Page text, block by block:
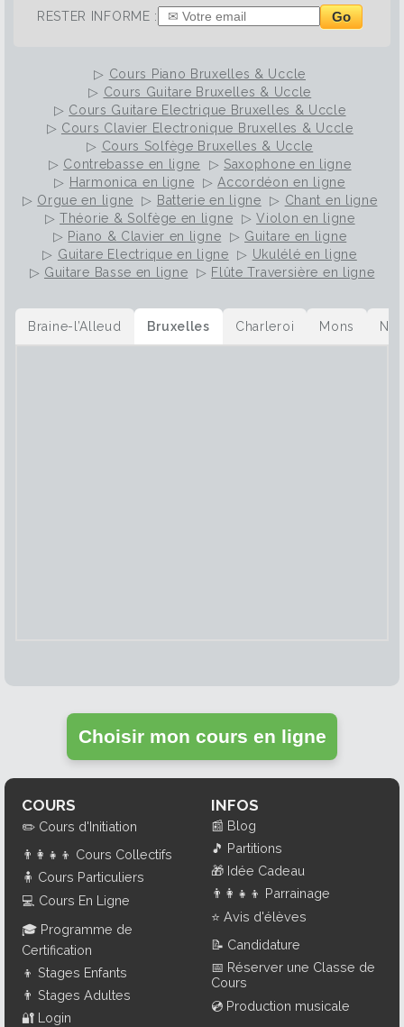
RESTER INFORME : Go
▷ Cours Piano Bruxelles & Uccle
▷ Cours Guitare Bruxelles & Uccle
▷ Cours Guitare Electrique Bruxelles & Uccle
▷ Cours Clavier Electronique Bruxelles & Uccle
▷ Cours Solfège Bruxelles & Uccle
▷ Contrebasse en ligne ▷ Saxophone en ligne
▷ Harmonica en ligne ▷Accordéon en ligne
▷ Orgue en ligne ▷ Batterie en ligne ▷ Chant en ligne
▷Théorie & Solfège en ligne ▷Violon en ligne
▷ Piano & Clavier en ligne ▷ Guitare en ligne
▷ Guitare Electrique en ligne ▷ Ukulélé en ligne
▷ Guitare Basse en ligne ▷ Flûte Traversière en ligne
Braine-l’Alleud Bruxelles Charleroi Mons
Choisir mon cours en ligne
COURS
✏️ Cours d'Initiation
👨‍👩‍👧‍👦 Cours Collectifs
🧍 Cours Particuliers
💻 Cours En Ligne
🎓 Programme de
Certification
👦 Stages Enfants
👨 Stages Adultes
🔐 Login
INFOS
📰 Blog
🎵 Partitions
🎁 Idée Cadeau
👨‍👩‍👧‍👦 Parrainage
⭐ Avis d'élèves
📝 Candidature
📅 Réserver une Classe de
Cours
💿 Production musicale